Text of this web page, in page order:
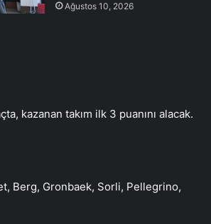
Ağustos 10, 2026
kazanan takım ilk 3 puanını alacak.
Berg, Gronbaek, Sorli, Pellegrino,